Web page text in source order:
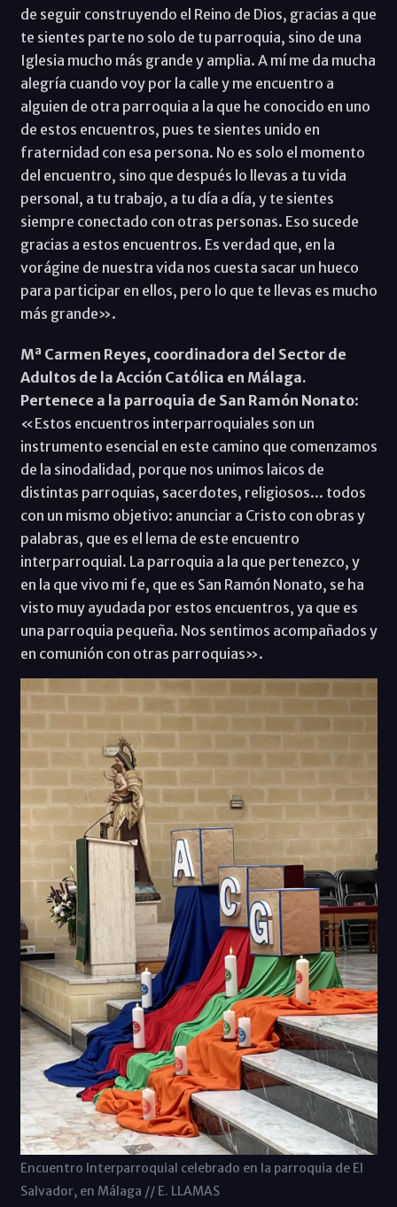
de seguir construyendo el Reino de Dios, gracias a que
te sientes parte no solo de tu parroquia, sino de una
Iglesia mucho más grande y amplia. A mí me da mucha
alegría cuando voy por la calle y me encuentro a
alguien de otra parroquia a la que he conocido en uno
de estos encuentros, pues te sientes unido en
fraternidad con esa persona. No es solo el momento
del encuentro, sino que después lo llevas a tu vida
personal, a tu trabajo, a tu día a día, y te sientes
siempre conectado con otras personas. Eso sucede
gracias a estos encuentros. Es verdad que, en la
vorágine de nuestra vida nos cuesta sacar un hueco
para participar en ellos, pero lo que te llevas es mucho
más grande».
Mª Carmen Reyes, coordinadora del Sector de
Adultos de la Acción Católica en Málaga.
Pertenece a la parroquia de San Ramón Nonato:
«Estos encuentros interparroquiales son un
instrumento esencial en este camino que comenzamos
de la sinodalidad, porque nos unimos laicos de
distintas parroquias, sacerdotes, religiosos... todos
con un mismo objetivo: anunciar a Cristo con obras y
palabras, que es el lema de este encuentro
interparroquial. La parroquia a la que pertenezco, y
en la que vivo mi fe, que es San Ramón Nonato, se ha
visto muy ayudada por estos encuentros, ya que es
una parroquia pequeña. Nos sentimos acompañados y
en comunión con otras parroquias».
Encuentro Interparroquial celebrado en la parroquia de El
Salvador, en Málaga // E. LLAMAS